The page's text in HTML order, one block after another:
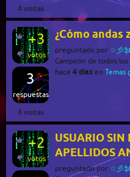
4visitas
+3
votos
3
respuestas
4visitas
¿Cómo andas
preguntado por ☆彡
Campeón de todos los
hace 4 días en Temas
+2
votos
USUARIO SIN
APELLIDOS
preguntado por ☆彡